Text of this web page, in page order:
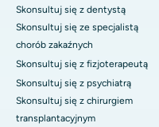
Skonsultuj się z dentystą
Skonsultuj się ze specjalistą
chorób zakaźnych
Skonsultuj się z fizjoterapeutą
Skonsultuj się z psychiatrą
Skonsultuj się z chirurgiem
transplantacyjnym